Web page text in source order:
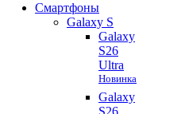
Смартфоны
Galaxy S
Galaxy
S26
Ultra
Новинка
Galaxy